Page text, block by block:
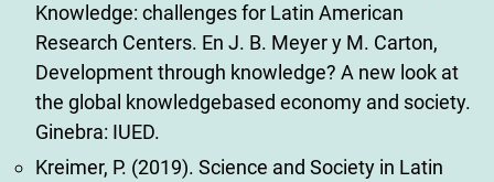
Knowledge: challenges for Latin American
Research Centers. En J. B. Meyer y M. Carton,
Development through knowledge? A new look at
the global knowledgebased economy and society.
Ginebra: IUED.
Kreimer, P. (2019). Science and Society in Latin